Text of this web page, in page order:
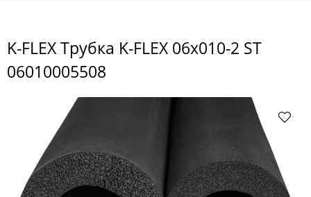
K-FLEX Трубка K-FLEX 06x010-2 ST
06010005508